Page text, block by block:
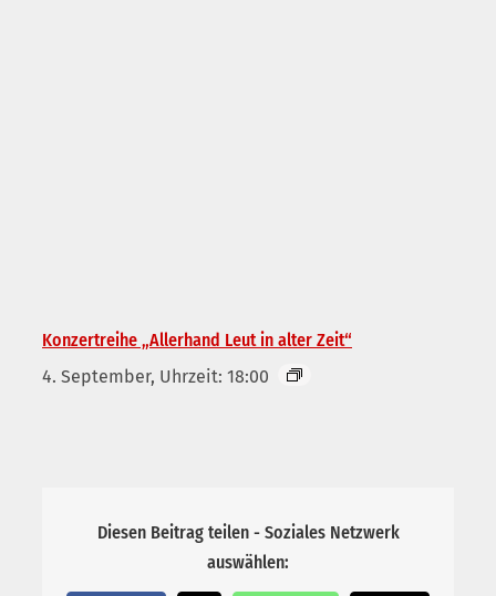
Konzertreihe „Allerhand Leut in alter Zeit“
4. September, Uhrzeit: 18:00
Diesen Beitrag teilen - Soziales Netzwerk
auswählen: